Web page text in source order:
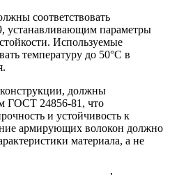
соответствовать
устанавливающим параметры
Используемые
температуру до 50°C в
должны
ГОСТ 24856-81, что
и устойчивость к
армирующих волокон должно
материала, а не